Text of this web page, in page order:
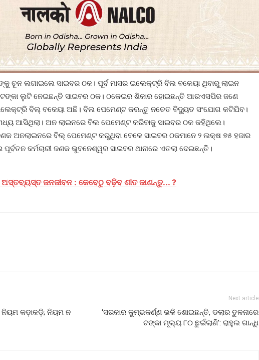
ଚୂନ ଲଗାଇଲେ ସାଇବର ଠକ। ପୂର୍ବ ମାସର ଇଲେକ୍ଟ୍ରି ବିଲ ବକେୟା ଥିବାରୁ ଲାଇନ
ଲୁଟି ନେଇଛନ୍ତି ସାଇବର ଠକ। ଠକେଇର ଶିକାର ହୋଇଛନ୍ତି ଆରଏସପିର ଜଣେ
ଇଲେକ୍ଟ୍ରି ବିଲ୍ ବକେୟା ଅଛି। ବିଲ ପେମେଣ୍ଟ କରନ୍ତୁ ନଚେତ ବିଦ୍ୟୁତ ସଂଯୋଗ କଟିଯିବ।
ଆସିଥିଲା। ଅନ ଲାଇନରେ ବିଲ ପେମେଣ୍ଟ କରିବାକୁ ସାଇବର ଠକ କହିଥିଲେ।
ଅନଲାଇନରେ ବିଲ୍ ପେମେଣ୍ଟ କରୁଥିବା ବେଳେ ସାଇବର ଠକମାନେ ୨ ଲକ୍ଷ ୭୫ ହଜାର
କର୍ମଚାରୀ ଜଣକ ଭୁବନେଶ୍ୱର ସାଇବର ଥାନାରେ ଏତଲା ଦେଇଛନ୍ତି।
ଅସ୍ତବ୍ୟସ୍ତ ଜନଜୀବନ : କେବେଠୁ ବଢ଼ିବ ଶୀତ ଜାଣନ୍ତୁ... ?
ନିୟମ କଡ଼ାକଡ଼ି; ନିୟମ ନ
Next article
‘ସରକାର କୁମ୍ଭକର୍ଣ୍ଣ ଭଳି ଶୋଇଛନ୍ତି, ଡଲାର ତୁଳନାରେ
ଟଙ୍କା ମୂଲ୍ୟ ୮୦ ଛୁଇଁଲାଣି’: ରାହୁଲ ଗାନ୍ଧି